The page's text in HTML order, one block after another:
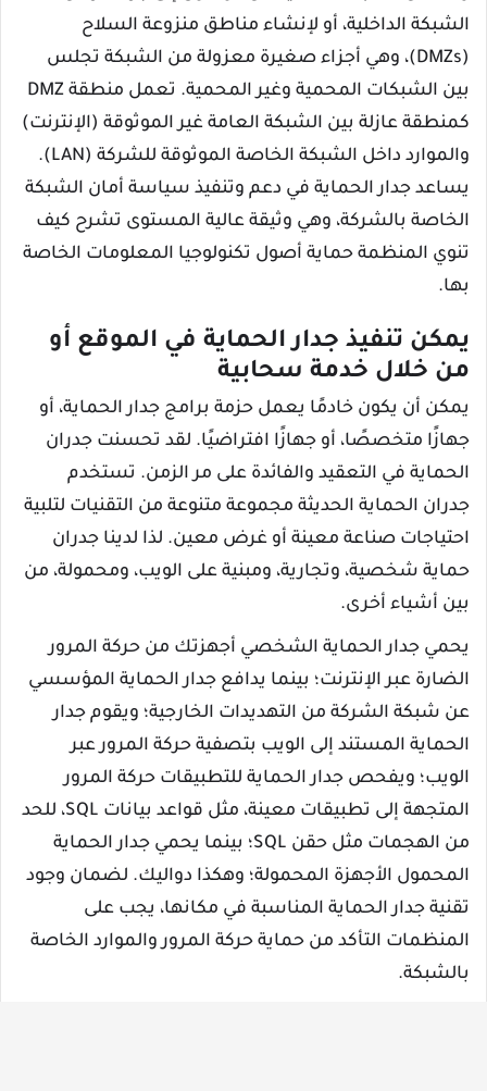
الشبكة الداخلية، أو لإنشاء مناطق منزوعة السلاح
(DMZs)، وهي أجزاء صغيرة معزولة من الشبكة تجلس
بين الشبكات المحمية وغير المحمية. تعمل منطقة DMZ
كمنطقة عازلة بين الشبكة العامة غير الموثوقة (الإنترنت)
والموارد داخل الشبكة الخاصة الموثوقة للشركة (LAN).
يساعد جدار الحماية في دعم وتنفيذ سياسة أمان الشبكة
الخاصة بالشركة، وهي وثيقة عالية المستوى تشرح كيف
تنوي المنظمة حماية أصول تكنولوجيا المعلومات الخاصة
بها.
يمكن تنفيذ جدار الحماية في الموقع أو
من خلال خدمة سحابية
يمكن أن يكون خادمًا يعمل حزمة برامج جدار الحماية، أو
جهازًا متخصصًا، أو جهازًا افتراضيًا. لقد تحسنت جدران
الحماية في التعقيد والفائدة على مر الزمن. تستخدم
جدران الحماية الحديثة مجموعة متنوعة من التقنيات لتلبية
احتياجات صناعة معينة أو غرض معين. لذا لدينا جدران
حماية شخصية، وتجارية، ومبنية على الويب، ومحمولة، من
بين أشياء أخرى.
يحمي جدار الحماية الشخصي أجهزتك من حركة المرور
الضارة عبر الإنترنت؛ بينما يدافع جدار الحماية المؤسسي
عن شبكة الشركة من التهديدات الخارجية؛ ويقوم جدار
الحماية المستند إلى الويب بتصفية حركة المرور عبر
الويب؛ ويفحص جدار الحماية للتطبيقات حركة المرور
المتجهة إلى تطبيقات معينة، مثل قواعد بيانات SQL، للحد
من الهجمات مثل حقن SQL؛ بينما يحمي جدار الحماية
المحمول الأجهزة المحمولة؛ وهكذا دواليك. لضمان وجود
تقنية جدار الحماية المناسبة في مكانها، يجب على
المنظمات التأكد من حماية حركة المرور والموارد الخاصة
بالشبكة.